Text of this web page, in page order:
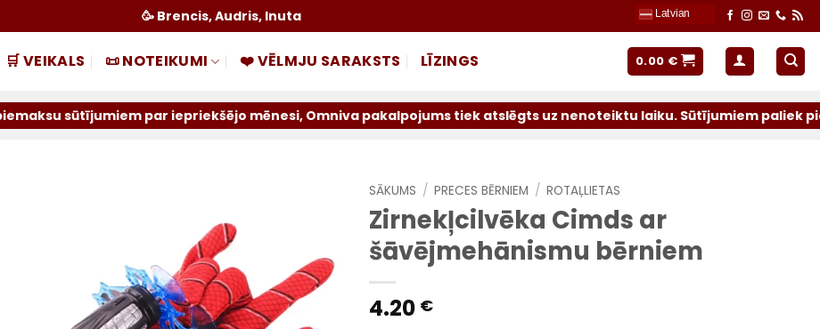
🥳 Brencis, Audris, Inuta Latvian
🛒 VEIKALS 📜 NOTEIKUMI ❤️ VĒLMJU SARAKSTS LĪZINGS 0.00 €
par iepriekšējo mēnesi, Omniva pakalpojums tiek atslēgts uz nenoteiktu laiku. Sūtījumiem paliek pieejami
SĀKUMS / PRECES BĒRNIEM / ROTAĻLIETAS
Zirnekļcilvēka Cimds ar
šāvējmehānismu bērniem
4.20 €